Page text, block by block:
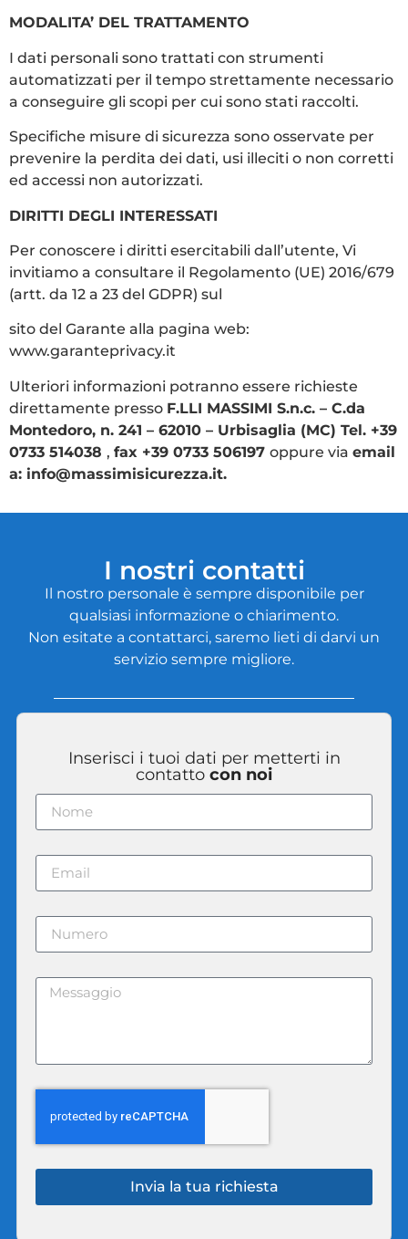
MODALITA’ DEL TRATTAMENTO
I dati personali sono trattati con strumenti
automatizzati per il tempo strettamente necessario
a conseguire gli scopi per cui sono stati raccolti.
Specifiche misure di sicurezza sono osservate per
prevenire la perdita dei dati, usi illeciti o non corretti
ed accessi non autorizzati.
DIRITTI DEGLI INTERESSATI
Per conoscere i diritti esercitabili dall’utente, Vi
invitiamo a consultare il Regolamento (UE) 2016/679
(artt. da 12 a 23 del GDPR) sul
sito del Garante alla pagina web:
www.garanteprivacy.it
Ulteriori informazioni potranno essere richieste
direttamente presso F.LLI MASSIMI S.n.c. – C.da
Montedoro, n. 241 – 62010 – Urbisaglia (MC) Tel. +39
0733 514038 , fax +39 0733 506197 oppure via email
a: info@massimisicurezza.it.
I nostri contatti
Il nostro personale è sempre disponibile per
qualsiasi informazione o chiarimento.
Non esitate a contattarci, saremo lieti di darvi un
servizio sempre migliore.
Inserisci i tuoi dati per metterti in
contatto con noi
Invia la tua richiesta